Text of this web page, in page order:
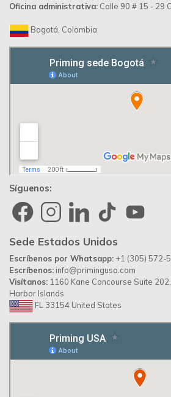
Oficina administrativa: Calle 90 # 15 - 29
Bogotá, Colombia
Síguenos:
Sede Estados Unidos
Escríbenos por Whatsapp: +1 (305) 572-
Escríbenos: info@primingusa.com
Visítanos: 1160 Kane Concourse Suite
Harbor Islands
FL 33154 United States